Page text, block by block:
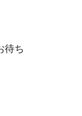
待ち